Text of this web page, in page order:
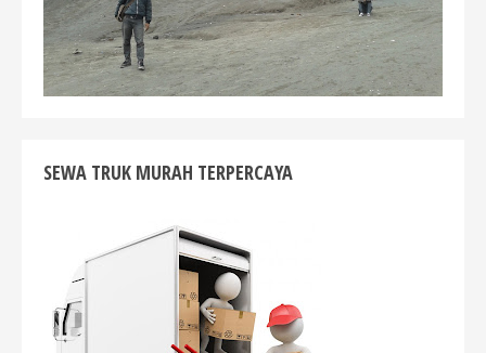
SEWA TRUK MURAH TERPERCAYA